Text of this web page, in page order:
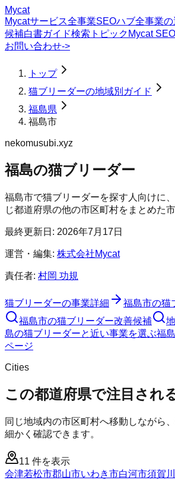
Mycat
Mycatサービス全事業SEOハブ全事業
候補白書ガイド検索トピック Mycat
お問い合わせ->
トップ
猫ブリーダーの地域別ガイド
福島県
福島市
nekomusubi.xyz
福島の猫ブリーダー
福島市で猫ブリーダーを探す人向けに
じ都道府県の他の市区町村をまとめた
最終更新日: 2026年7月17日
運営・編集: 株式会社Mycat
責任者: 村岡 功規
猫ブリーダーの事業詳細 福島市の猫
福島市の猫ブリーダー改善候補
島の猫ブリーダーと近い事業を選ぶ福島
ページ
Cities
この都道府県で注目され
同じ地域内の市区町村へ移動しながら
細かく確認できます。
11 件を表示
会津若松市郡山市いわき市白河市須賀